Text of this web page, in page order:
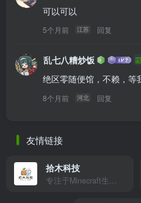
可以可以
5个月前 江苏 回复
乱七八糟炒饭
绝区零随便馆，不赖，等
8个月前 河北 回复
友情链接
拾木科技
专注于Minecraft生态建设